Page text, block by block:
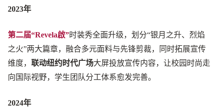
2023年
第二届“Revela啟”时装秀全面升级，划分“银月之升、烈焰
之火”两大篇章，融合多元面料与先锋剪裁，同时拓展宣传
维度， 联动纽约时代广场大屏投放宣传内容，让校园时尚走
向国际视野，学生团队分工体系愈发完善。
2024年